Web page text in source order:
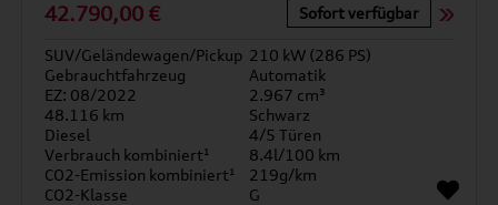
42.790,00 € Sofort verfügbar
SUV/Geländewagen/Pickup 210 kW (286 PS)
Gebrauchtfahrzeug
Automatik
EZ: 08/2022
2.967 cm³
48.116 km
Schwarz
Diesel
4/5 Türen
Verbrauch kombiniert¹
8.4l/100 km
CO2-Emission kombiniert¹
219g/km
CO2-Klasse
G